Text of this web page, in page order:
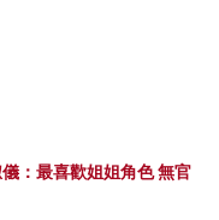
：最喜歡姐姐角色 無官